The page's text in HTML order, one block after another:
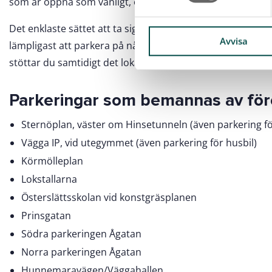
c
k
s
a
Avvisa
Det enklaste sättet att ta sig till festivalen är att gå,
lämpligast att parkera på någon av de större
stöttar du samtidigt det lokala föreningslivet.
Parkeringar som bemannas av
Sternöplan, väster om Hinsetunneln (även parkering
Vägga IP, vid utegymmet (även parkering för husbil)
Körmölleplan
Lokstallarna
Österslättsskolan vid konstgräsplanen
Prinsgatan
Södra parkeringen Ågatan
Norra parkeringen Ågatan